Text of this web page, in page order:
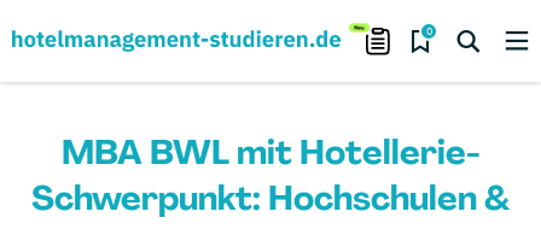
0
MBA BWL mit Hotellerie-
Schwerpunkt: Hochschulen &